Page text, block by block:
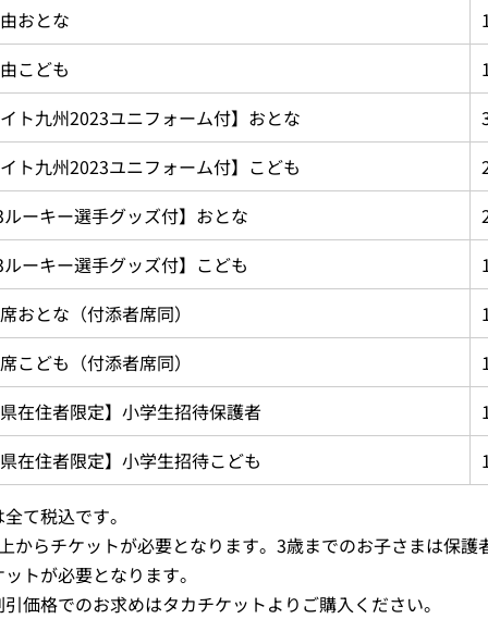
おとな
こども
イト九州2023ユニフォーム付】おとな
イト九州2023ユニフォーム付】こども
ルーキー選手グッズ付】おとな
ルーキー選手グッズ付】こども
おとな（付添者席同）
こども（付添者席同）
県在住者限定】小学生招待保護者
県在住者限定】小学生招待こども
て税込です。
からチケットが必要となります。3歳までのお子さまは保
トが必要となります。
価格でのお求めはタカチケットよりご購入ください。